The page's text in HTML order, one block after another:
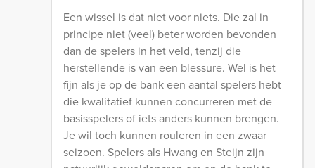
Een wissel is dat niet voor niets. Die zal in
principe niet (veel) beter worden bevonden
dan de spelers in het veld, tenzij die
herstellende is van een blessure. Wel is het
fijn als je op de bank een aantal spelers hebt
die kwalitatief kunnen concurreren met de
basisspelers of iets anders kunnen brengen.
Je wil toch kunnen rouleren in een zwaar
seizoen. Spelers als Hwang en Steijn zijn